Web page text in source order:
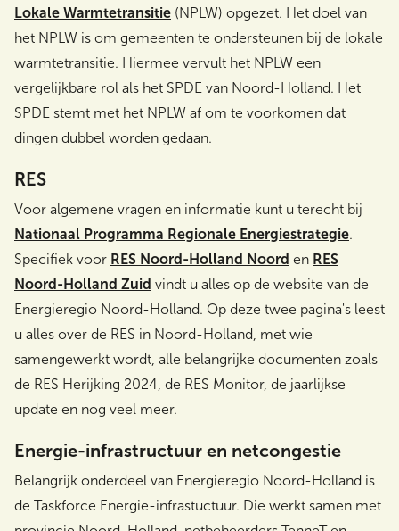
Lokale Warmtetransitie (NPLW) opgezet. Het doel van
het NPLW is om gemeenten te ondersteunen bij de lokale
warmtetransitie. Hiermee vervult het NPLW een
vergelijkbare rol als het SPDE van Noord-Holland. Het
SPDE stemt met het NPLW af om te voorkomen dat
dingen dubbel worden gedaan.
RES
Voor algemene vragen en informatie kunt u terecht bij
Nationaal Programma Regionale Energiestrategie.
Specifiek voor RES Noord-Holland Noord en RES
Noord-Holland Zuid vindt u alles op de website van de
Energieregio Noord-Holland. Op deze twee pagina's leest
u alles over de RES in Noord-Holland, met wie
samengewerkt wordt, alle belangrijke documenten zoals
de RES Herijking 2024, de RES Monitor, de jaarlijkse
update en nog veel meer.
Energie-infrastructuur en netcongestie
Belangrijk onderdeel van Energieregio Noord-Holland is
de Taskforce Energie-infrastuctuur. Die werkt samen met